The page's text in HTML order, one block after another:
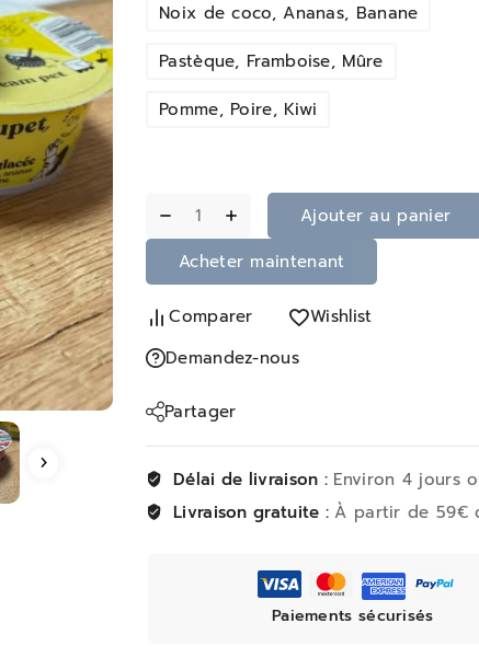
Noix de coco, Ananas, Banane
Pastèque, Framboise, Mûre
Pomme, Poire, Kiwi
Ajouter au panier
Acheter maintenant
Comparer
Wishlist
Demandez-nous
Partager
Délai de livraison : Environ 4 jours
Livraison gratuite : À partir de 59€
Paiements sécurisés